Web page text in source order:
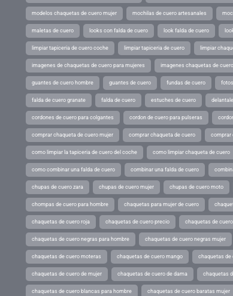
modelos chaquetas de cuero mujer mochilas de cuero artesanales
maletas de cuero looks con falda de cuero look falda de cuero
limpiar tapiceria de cuero coche limpiar tapiceria de cuero limpiar
imagenes de chaquetas de cuero para mujeres imagenes chaquetas de cuero
guantes de cuero hombre guantes de cuero fundas de cuero
falda de cuero granate falda de cuero estuches de cuero
cordones de cuero para colgantes cordon de cuero para pulseras
comprar chaqueta de cuero mujer comprar chaqueta de cuero comprar
como limpiar la tapiceria de cuero del coche como limpiar chaqueta de cuero
como combinar una falda de cuero combinar una falda de cuero
chupas de cuero zara chupas de cuero mujer chupas de cuero moto
chompas de cuero para hombre chaquetas para mujer de cuero
chaquetas de cuero roja chaquetas de cuero precio chaquetas de
chaquetas de cuero negras para hombre chaquetas de cuero negras mujer
chaquetas de cuero moteras chaquetas de cuero mango chaquetas de
chaquetas de cuero de mujer chaquetas de cuero de dama chaquetas
chaquetas de cuero blancas para hombre chaquetas de cuero baratas mujer